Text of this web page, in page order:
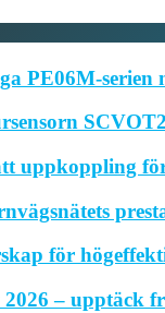
PE06M-
uppkoppling
för
– upptäck